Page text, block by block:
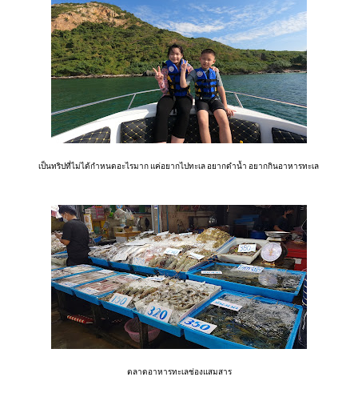
เป็นทริปที่ไม่ได้กำหนดอะไรมาก แค่อยากไปทะเล อยากดำน้ำ อยากกินอาหารทะเล
ตลาดอาหารทะเลช่องแสมสาร